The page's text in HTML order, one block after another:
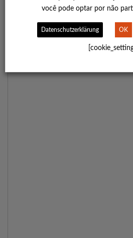
você pode opt­ar por não
Daten­schutz­er­klä­rung OK